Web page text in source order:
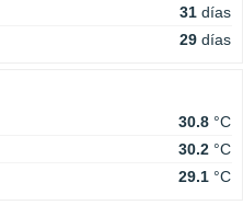
31 días
29 días
30.8 °C
30.2 °C
29.1 °C